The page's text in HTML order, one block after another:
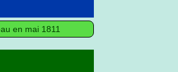
en mai 1811